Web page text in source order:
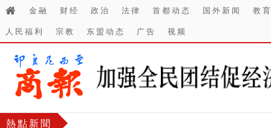
金融 财经 政治 法律 首都动态 国外新闻
教
人民福利
宗教 东盟动态 广告 视频
熱點新聞